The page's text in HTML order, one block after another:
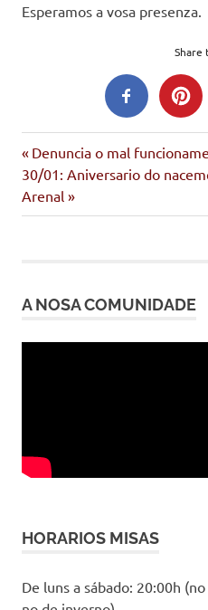
Esperamos a vosa presenza.
Share
sereos
xentrificacion
Navegación
de
Entrada
anterior:
Denuncia o mal
Siguiente
entrada:
30/01: Aniversario do
Arenal
A NOSA COMUNIDADE
HORARIOS MISAS
De luns a sábado: 20:00h